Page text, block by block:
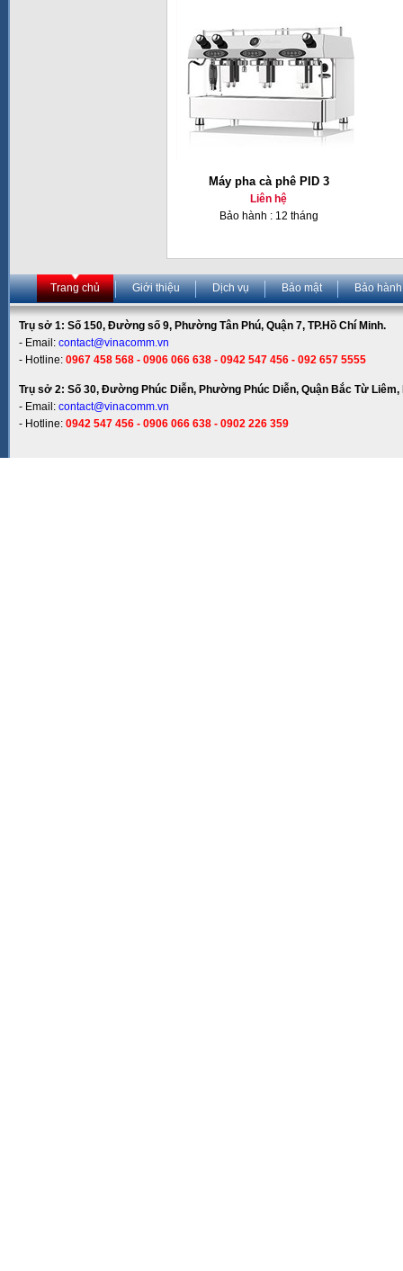
Máy pha cà phê PID 3
Liên hệ
Bảo hành : 12 tháng
Trang chủ Giới thiệu Dịch vụ Bảo mật Bảo hành
Trụ sở 1: Số 150, Đường số 9, Phường Tân Phú, Quận 7, TP.Hồ Chí Minh.
- Email: contact@vinacomm.vn
- Hotline: 0967 458 568 - 0906 066 638 - 0942 547 456 - 092 657 5555
Trụ sở 2: Số 30, Đường Phúc Diễn, Phường Phúc Diễn, Quận Bắc Từ Liêm,
- Email: contact@vinacomm.vn
- Hotline: 0942 547 456 - 0906 066 638 - 0902 226 359